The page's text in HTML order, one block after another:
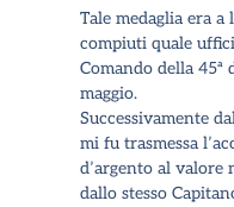
Tale medaglia era
compiuti quale
Comando della
maggio.
Successivamente
mi fu trasmessa
d’argento al valore
dallo stesso